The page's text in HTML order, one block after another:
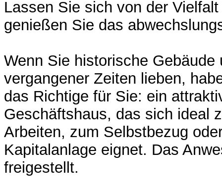
Lassen Sie sich von der
genießen Sie das
Wenn Sie historische Gebäude
vergangener Zeiten lieben,
das Richtige für Sie: ein
Geschäftshaus, das sich ideal
Arbeiten, zum Selbstbezug
Kapitalanlage eignet. Das
freigestellt.